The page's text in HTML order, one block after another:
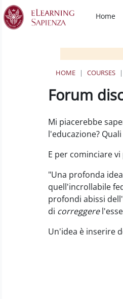
Home
HOME COURSES
Forum
Mi piacerebbe
l'educazione?
E per cominciare
"Una profonda
quell'incrollabile
profondi abissi
di correggere
Un'idea è inserire